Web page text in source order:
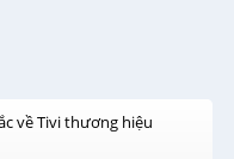
về Tivi thương hiệu